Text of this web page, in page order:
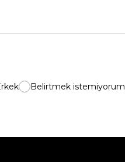
Belirtmek istemiyorum